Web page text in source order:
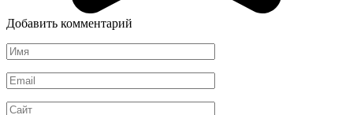
Добавить комментарий
Имя
*
Email
*
Сайт